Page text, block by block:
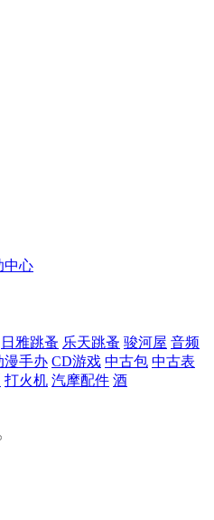
中心
日雅跳蚤 乐天跳蚤 骏河屋 音频
漫手办 CD游戏 中古包 中古表
打火机 汽摩配件 酒